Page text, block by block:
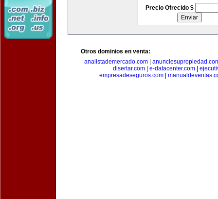
Precio Ofrecido $
Otros dominios en venta:
analistademercado.com
disertar.com| e-datacenter.com|
empresadeseguros.com